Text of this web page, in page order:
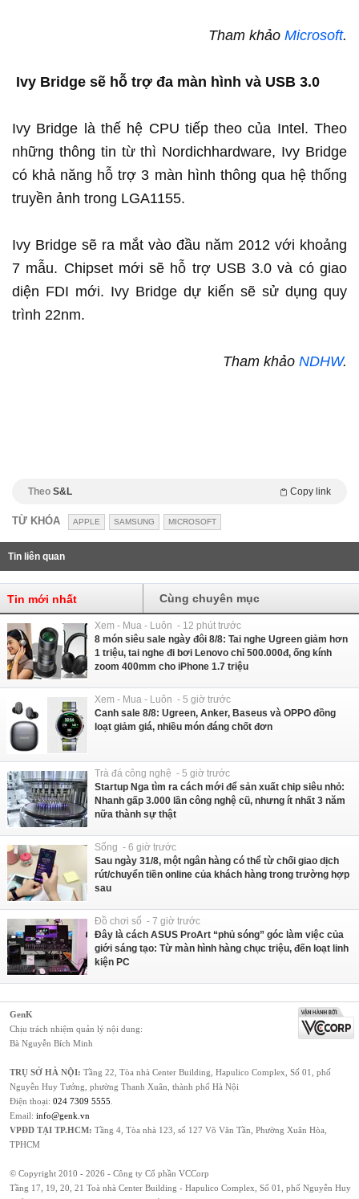
Tham khảo Microsoft.
Ivy Bridge sẽ hỗ trợ đa màn hình và USB 3.0
Ivy Bridge là thế hệ CPU tiếp theo của Intel. Theo
những thông tin từ thì Nordichhardware, Ivy Bridge
có khả năng hỗ trợ 3 màn hình thông qua hệ thống
truyền ảnh trong LGA1155.
Ivy Bridge sẽ ra mắt vào đầu năm 2012 với khoảng
7 mẫu. Chipset mới sẽ hỗ trợ USB 3.0 và có giao
diện FDI mới. Ivy Bridge dự kiến sẽ sử dụng quy
trình 22nm.
Tham khảo NDHW.
Theo S&L Copy link
TỪ KHÓA APPLE SAMSUNG MICROSOFT
Tin liên quan
Tin mới nhất Cùng chuyên mục
Xem - Mua - Luôn - 12 phút trước
8 món siêu sale ngày đôi 8/8: Tai nghe Ugreen giảm hơn
1 triệu, tai nghe đi bơi Lenovo chỉ 500.000đ, ống kính
zoom 400mm cho iPhone 1.7 triệu
Xem - Mua - Luôn - 5 giờ trước
Canh sale 8/8: Ugreen, Anker, Baseus và OPPO đồng
loạt giảm giá, nhiều món đáng chốt đơn
Trà đá công nghệ - 5 giờ trước
Startup Nga tìm ra cách mới để sản xuất chip siêu nhỏ:
Nhanh gấp 3.000 lần công nghệ cũ, nhưng ít nhất 3 năm
nữa thành sự thật
Sống - 6 giờ trước
Sau ngày 31/8, một ngân hàng có thể từ chối giao dịch
rút/chuyển tiền online của khách hàng trong trường hợp
sau
Đồ chơi số - 7 giờ trước
Đây là cách ASUS ProArt “phủ sóng” góc làm việc của
giới sáng tạo: Từ màn hình hàng chục triệu, đến loạt linh
kiện PC
GenK
Chịu trách nhiệm quản lý nội dung:
Bà Nguyễn Bích Minh
TRỤ SỞ HÀ NỘI: Tầng 22, Tòa nhà Center Building, Hapulico Complex, Số 01, phố
Nguyễn Huy Tưởng, phường Thanh Xuân, thành phố Hà Nội
Điện thoại: 024 7309 5555
Email: info@genk.vn
VPĐD TẠI TP.HCM: Tầng 4, Tòa nhà 123, số 127 Võ Văn Tần, Phường Xuân Hòa,
TPHCM
© Copyright 2010 - 2026 - Công ty Cổ phần VCCorp
Tầng 17, 19, 20, 21 Toà nhà Center Building - Hapulico Complex, Số 01, phố Nguyễn Huy